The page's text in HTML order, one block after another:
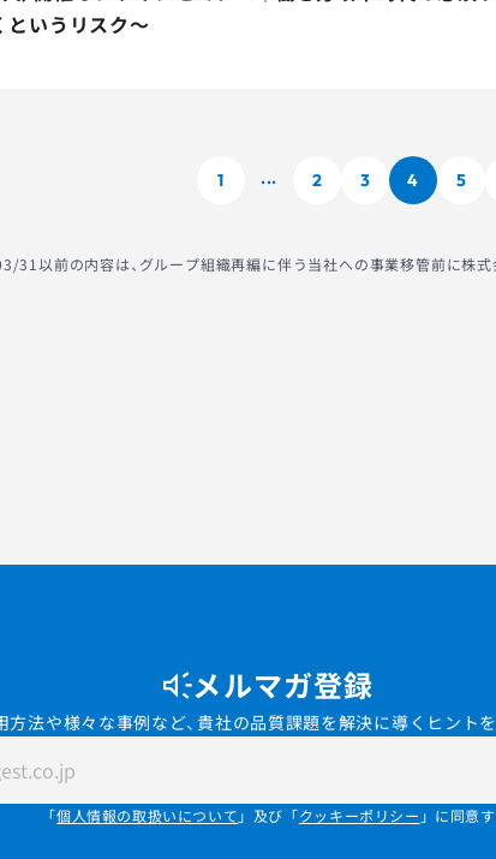
というリスク～
1 ... 2 3 4 5
以前の内容は、グループ組織再編に伴う当社への事業移管前に株
メルマガ登録
法や様々な事例など、貴社の品質課題を解決に導くヒント
「個人情報の取扱いについて 」及び「クッキーポリシー 」に同意